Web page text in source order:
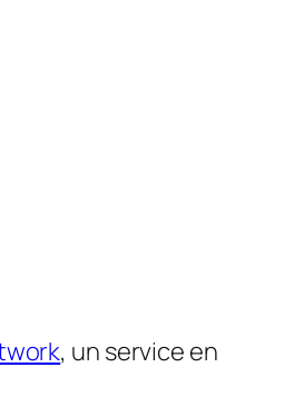
, un service en